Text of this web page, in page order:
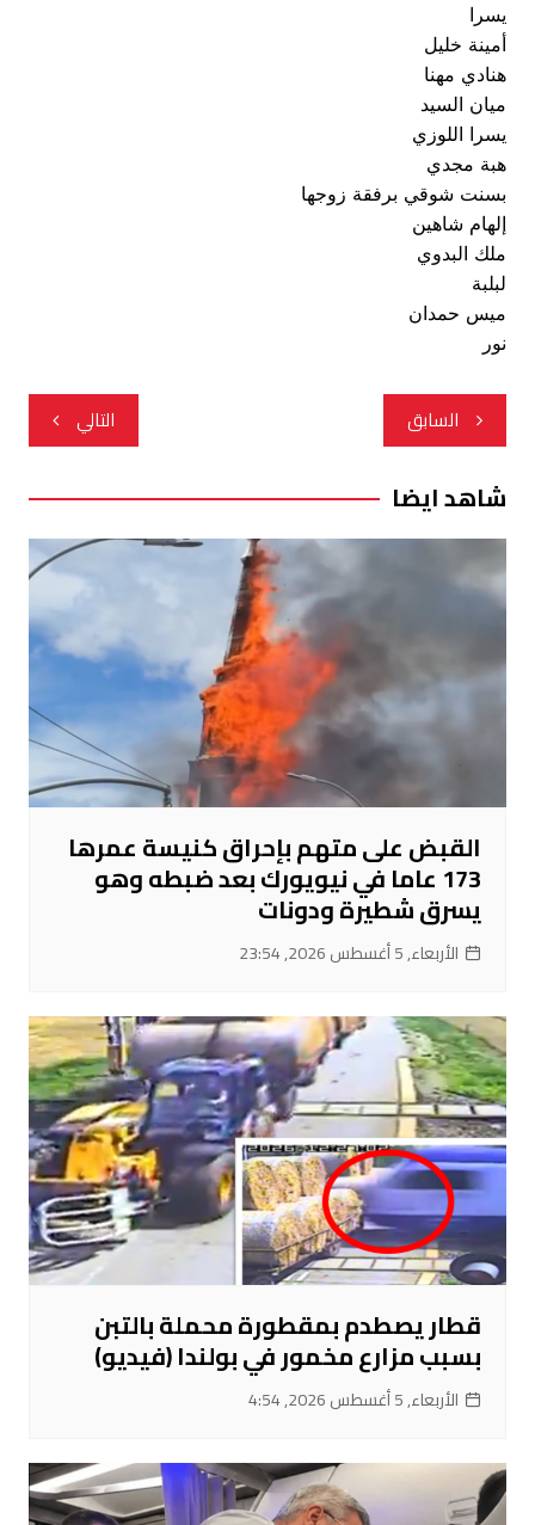
يسرا
أمينة خليل
هنادي مهنا
ميان السيد
يسرا اللوزي
هبة مجدي
بسنت شوقي برفقة زوجها
إلهام شاهين
ملك البدوي
لبلبة
ميس حمدان
نور
تصفّح
المقالات
السابق التالي
شاهد ايضا
القبض على متهم بإحراق كنيسة عمرها
173 عاما في نيويورك بعد ضبطه وهو
يسرق شطيرة ودونات
الأربعاء, 5 أغسطس 2026, 23:54
قطار يصطدم بمقطورة محملة بالتبن
بسبب مزارع مخمور في بولندا (فيديو)
الأربعاء, 5 أغسطس 2026, 4:54